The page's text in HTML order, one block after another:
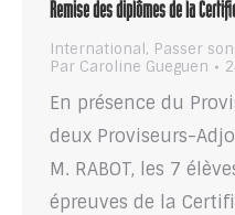
Remise des diplômes de la
International, Passer
Par Caroline Gueguen
En présence du
deux Proviseurs-
M. RABOT, les 7
épreuves de la